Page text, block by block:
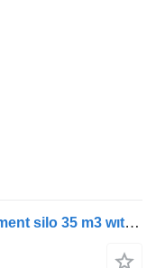
Kässbohrer 17 unit Aluminium Cement silo 35 m3 wıth diesel compüresör